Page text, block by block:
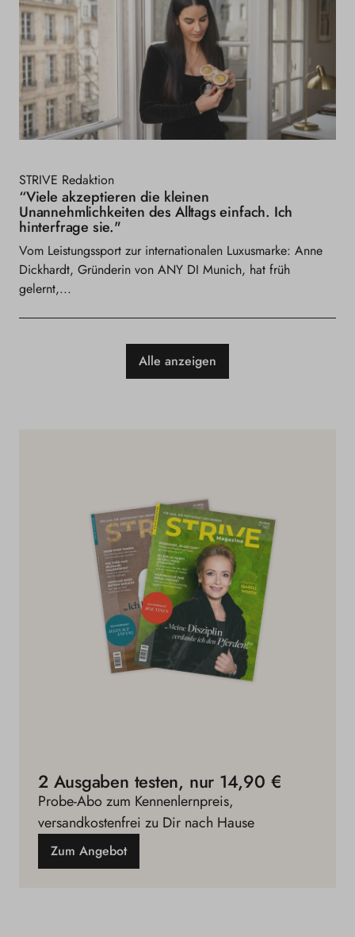
STRIVE Redaktion
“Viele akzeptieren die kleinen
Unannehmlichkeiten des Alltags einfach. Ich
hinterfrage sie."
Vom Leistungssport zur internationalen Luxusmarke: Anne
Dickhardt, Gründerin von ANY DI Munich, hat früh
gelernt,...
Alle anzeigen
2 Ausgaben testen, nur 14,90 €
Probe-Abo zum Kennenlernpreis,
versandkostenfrei zu Dir nach Hause
Zum Angebot